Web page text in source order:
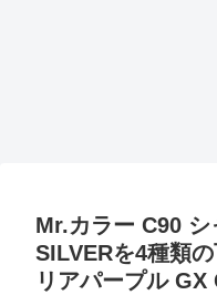
Mr.カラー C90
SILVERを4種類
リアパープル